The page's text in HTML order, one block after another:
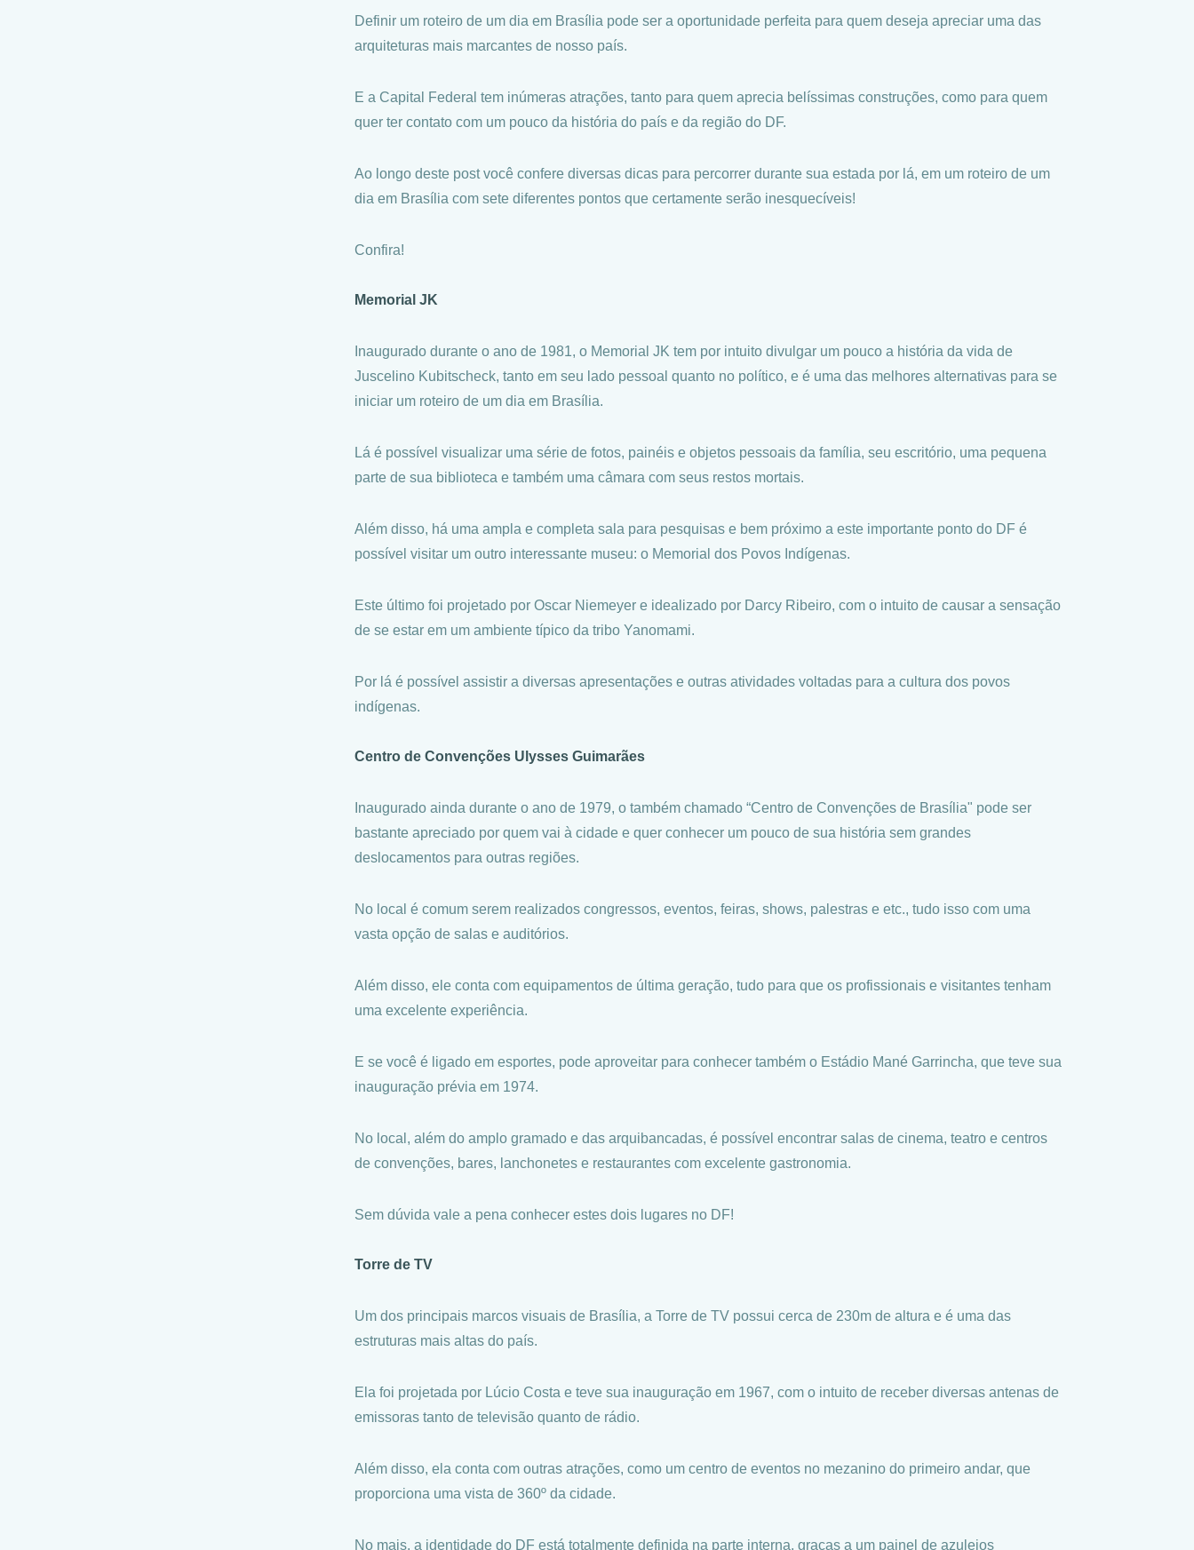
Definir um roteiro de um dia em Brasília pode ser a oportunidade perfeita para quem deseja apreciar uma das
arquiteturas mais marcantes de nosso país.
E a Capital Federal tem inúmeras atrações, tanto para quem aprecia belíssimas construções, como para quem
quer ter contato com um pouco da história do país e da região do DF.
Ao longo deste post você confere diversas dicas para percorrer durante sua estada por lá, em um roteiro de um
dia em Brasília com sete diferentes pontos que certamente serão inesquecíveis!
Confira!
Memorial JK
Inaugurado durante o ano de 1981, o Memorial JK tem por intuito divulgar um pouco a história da vida de
Juscelino Kubitscheck, tanto em seu lado pessoal quanto no político, e é uma das melhores alternativas para se
iniciar um roteiro de um dia em Brasília.
Lá é possível visualizar uma série de fotos, painéis e objetos pessoais da família, seu escritório, uma pequena
parte de sua biblioteca e também uma câmara com seus restos mortais.
Além disso, há uma ampla e completa sala para pesquisas e bem próximo a este importante ponto do DF é
possível visitar um outro interessante museu: o Memorial dos Povos Indígenas.
Este último foi projetado por Oscar Niemeyer e idealizado por Darcy Ribeiro, com o intuito de causar a sensação
de se estar em um ambiente típico da tribo Yanomami.
Por lá é possível assistir a diversas apresentações e outras atividades voltadas para a cultura dos povos
indígenas.
Centro de Convenções Ulysses Guimarães
Inaugurado ainda durante o ano de 1979, o também chamado “Centro de Convenções de Brasília" pode ser
bastante apreciado por quem vai à cidade e quer conhecer um pouco de sua história sem grandes
deslocamentos para outras regiões.
No local é comum serem realizados congressos, eventos, feiras, shows, palestras e etc., tudo isso com uma
vasta opção de salas e auditórios.
Além disso, ele conta com equipamentos de última geração, tudo para que os profissionais e visitantes tenham
uma excelente experiência.
E se você é ligado em esportes, pode aproveitar para conhecer também o Estádio Mané Garrincha, que teve sua
inauguração prévia em 1974.
No local, além do amplo gramado e das arquibancadas, é possível encontrar salas de cinema, teatro e centros
de convenções, bares, lanchonetes e restaurantes com excelente gastronomia.
Sem dúvida vale a pena conhecer estes dois lugares no DF!
Torre de TV
Um dos principais marcos visuais de Brasília, a Torre de TV possui cerca de 230m de altura e é uma das
estruturas mais altas do país.
Ela foi projetada por Lúcio Costa e teve sua inauguração em 1967, com o intuito de receber diversas antenas de
emissoras tanto de televisão quanto de rádio.
Além disso, ela conta com outras atrações, como um centro de eventos no mezanino do primeiro andar, que
proporciona uma vista de 360º da cidade.
No mais, a identidade do DF está totalmente definida na parte interna, graças a um painel de azulejos